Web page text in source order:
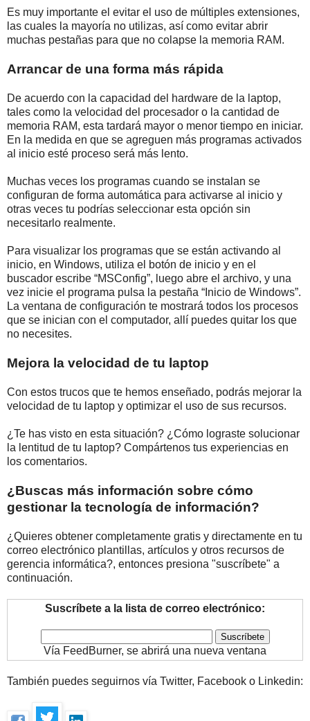
Es muy importante el evitar el uso de múltiples extensiones,
las cuales la mayoría no utilizas, así como evitar abrir
muchas pestañas para que no colapse la memoria RAM.
Arrancar de una forma más rápida
De acuerdo con la capacidad del hardware de la laptop,
tales como la velocidad del procesador o la cantidad de
memoria RAM, esta tardará mayor o menor tiempo en iniciar.
En la medida en que se agreguen más programas activados
al inicio esté proceso será más lento.
Muchas veces los programas cuando se instalan se
configuran de forma automática para activarse al inicio y
otras veces tu podrías seleccionar esta opción sin
necesitarlo realmente.
Para visualizar los programas que se están activando al
inicio, en Windows, utiliza el botón de inicio y en el
buscador escribe “MSConfig”, luego abre el archivo, y una
vez inicie el programa pulsa la pestaña “Inicio de Windows”.
La ventana de configuración te mostrará todos los procesos
que se inician con el computador, allí puedes quitar los que
no necesites.
Mejora la velocidad de tu laptop
Con estos trucos que te hemos enseñado, podrás mejorar la
velocidad de tu laptop y optimizar el uso de sus recursos.
¿Te has visto en esta situación? ¿Cómo lograste solucionar
la lentitud de tu laptop? Compártenos tus experiencias en
los comentarios.
¿Buscas más información sobre cómo
gestionar la tecnología de información?
¿Quieres obtener completamente gratis y directamente en tu
correo electrónico plantillas, artículos y otros recursos de
gerencia informática?, entonces presiona "suscríbete" a
continuación.
Suscríbete a la lista de correo electrónico:
Vía FeedBurner, se abrirá una nueva ventana
También puedes seguirnos vía Twitter, Facebook o Linkedin: